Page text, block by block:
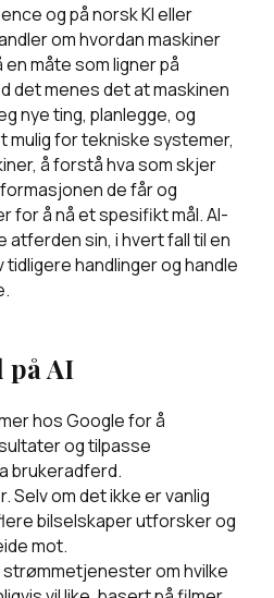
og på norsk KI eller
om hvordan maskiner
måte som ligner på
det menes det at maskinen
nye ting, planlegge, og
mulig for tekniske systemer,
å forstå hva som skjer
de får og
for å nå et spesifikt mål. AI-
atferden sin, i hvert fall til en
handlinger og handle
på AI
hos Google for å
og tilpasse
brukeradferd.
Selv om det ikke er vanlig
bilselskaper utforsker og
mot.
om hvilke